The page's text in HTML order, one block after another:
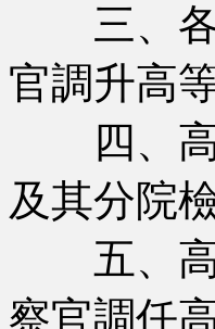
三、各
官調升高
四、高
及其分院
五、高
察官調任